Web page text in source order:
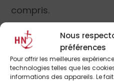
Nous
préférences
Pour offrir les meilleures
technologies telles que les
informations des appareils. Le
compris.
Votre livre
précisément
l’endroit et